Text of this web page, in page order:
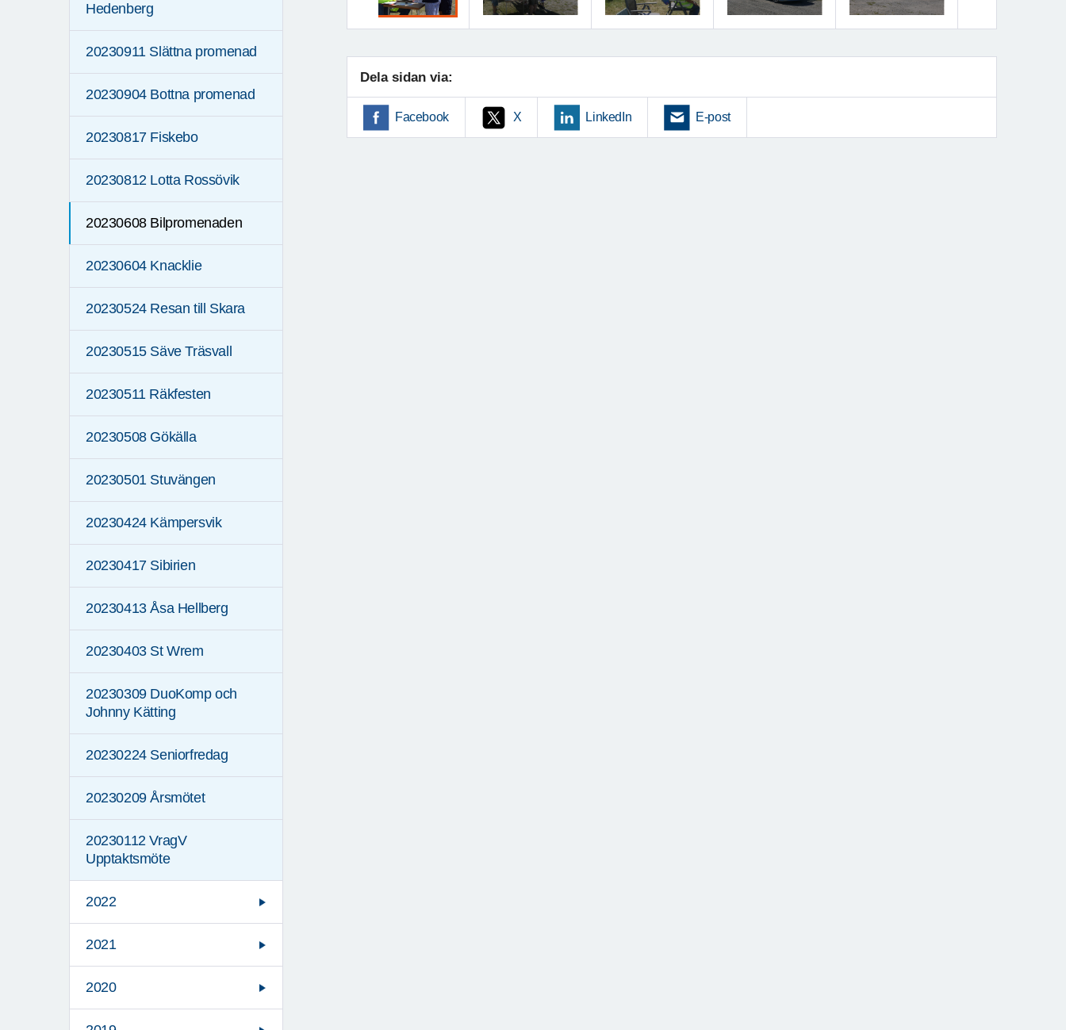
Hedenberg
20230911 Slättna promenad
20230904 Bottna promenad
20230817 Fiskebo
20230812 Lotta Rossövik
20230608 Bilpromenaden
20230604 Knacklie
20230524 Resan till Skara
20230515 Säve Träsvall
20230511 Räkfesten
20230508 Gökälla
20230501 Stuvängen
20230424 Kämpersvik
20230417 Sibirien
20230413 Åsa Hellberg
20230403 St Wrem
20230309 DuoKomp och
Johnny Kätting
20230224 Seniorfredag
20230209 Årsmötet
20230112 VragV
Upptaktsmöte
2022
2021
2020
Dela sidan via:
Facebook X LinkedIn E-post